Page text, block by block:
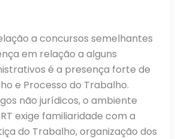
a concursos semelhantes
em relação a alguns
é a presença forte de
e Processo do Trabalho.
não jurídicos, o ambiente
exige familiaridade com a
do Trabalho, organização dos